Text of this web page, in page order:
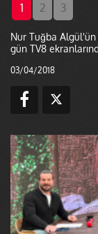
1 2 3
Nur Tuğba
gün TV8
03/04/2018